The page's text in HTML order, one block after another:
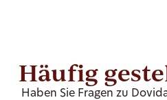
Häufig
Haben Sie Fragen zu